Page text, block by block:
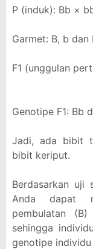
P (induk): Bb ×
Garmet: B, b dan
F1 (unggulan
Genotipe F1: Bb
Jadi, ada bibit
bibit keriput.
Berdasarkan uji
Anda dapat
pembulatan
sehingga
genotipe individu